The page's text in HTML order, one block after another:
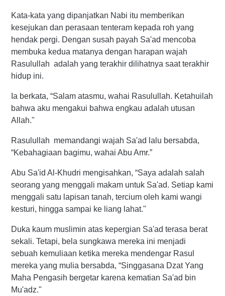
Kata-kata yang dipanjatkan Nabi itu memberikan
kesejukan dan perasaan tenteram kepada roh yang
hendak pergi. Dengan susah payah Sa'ad mencoba
membuka kedua matanya dengan harapan wajah
Rasulullah adalah yang terakhir dilihatnya saat terakhir
hidup ini.
Ia berkata, “Salam atasmu, wahai Rasulullah. Ketahuilah
bahwa aku mengakui bahwa engkau adalah utusan
Allah."
Rasulullah memandangi wajah Sa'ad lalu bersabda,
“Kebahagiaan bagimu, wahai Abu Amr.”
Abu Sa'id Al-Khudri mengisahkan, “Saya adalah salah
seorang yang menggali makam untuk Sa'ad. Setiap kami
menggali satu lapisan tanah, tercium oleh kami wangi
kesturi, hingga sampai ke liang lahat."
Duka kaum muslimin atas kepergian Sa'ad terasa berat
sekali. Tetapi, bela sungkawa mereka ini menjadi
sebuah kemuliaan ketika mereka mendengar Rasul
mereka yang mulia bersabda, “Singgasana Dzat Yang
Maha Pengasih bergetar karena kematian Sa'ad bin
Mu'adz."